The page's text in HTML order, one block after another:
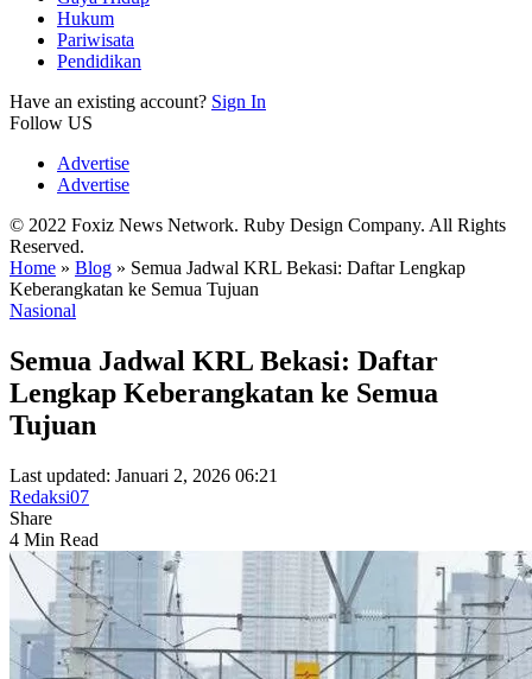
Hukum
Pariwisata
Pendidikan
Have an existing account? Sign In
Follow US
Advertise
Advertise
© 2022 Foxiz News Network. Ruby Design Company. All Rights
Reserved.
Home » Blog » Semua Jadwal KRL Bekasi: Daftar Lengkap
Keberangkatan ke Semua Tujuan
Nasional
Semua Jadwal KRL Bekasi: Daftar
Lengkap Keberangkatan ke Semua
Tujuan
Last updated: Januari 2, 2026 06:21
Redaksi07
Share
4 Min Read